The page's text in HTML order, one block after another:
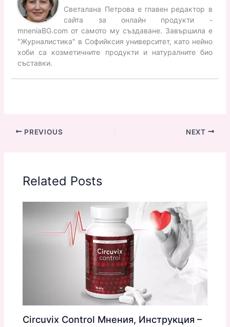
Светалана Петрова е главен редактор в
сайта за онлайн продукти -
mneniaBG.com от самото му създаване. Завършила е
"Журналистика" в Софийксия университет, като нейно
хоби са козметичните продукти и натуралните био
съставки.
PREVIOUS NEXT
Related Posts
Circuvix Control Мнения, Инструкция –